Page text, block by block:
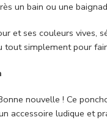
un bain ou une
et ses couleurs
tout simplement pour
nouvelle ! Ce
accessoire ludique et